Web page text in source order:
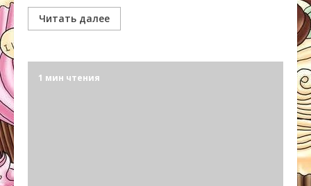
Читать далее
1 мин чтения